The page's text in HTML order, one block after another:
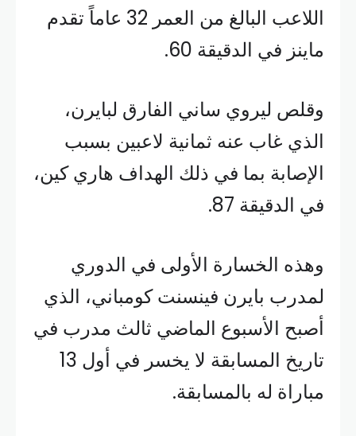
اللاعب البالغ من العمر 32 عاماً تقدم
ماينز في الدقيقة 60.
وقلص ليروي ساني الفارق لبايرن،
الذي غاب عنه ثمانية لاعبين بسبب
الإصابة بما في ذلك الهداف هاري كين،
في الدقيقة 87.
وهذه الخسارة الأولى في الدوري
لمدرب بايرن فينسنت كومباني، الذي
أصبح الأسبوع الماضي ثالث مدرب في
تاريخ المسابقة لا يخسر في أول 13
مباراة له بالمسابقة.